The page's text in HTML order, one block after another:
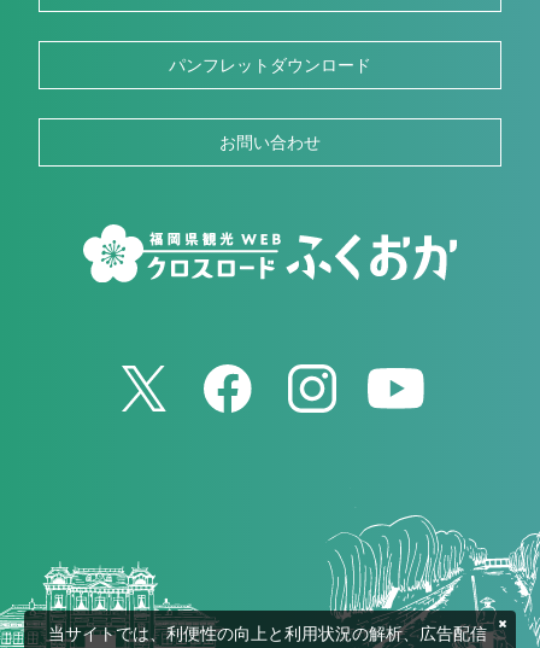
パンフレットダウンロード
お問い合わせ
当サイトでは、利便性の向上と利用状況の解析、広告配信